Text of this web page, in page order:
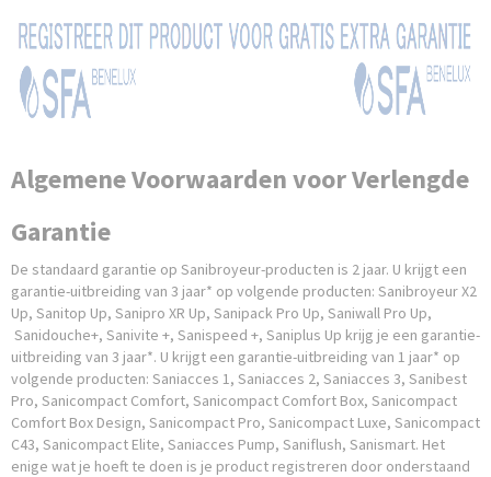
Algemene Voorwaarden voor Verlengde
Garantie
De standaard garantie op Sanibroyeur-producten is 2 jaar. U krijgt een
garantie-uitbreiding van 3 jaar* op volgende producten: Sanibroyeur X2
Up, Sanitop Up, Sanipro XR Up, Sanipack Pro Up, Saniwall Pro Up,
Sanidouche+, Sanivite +, Sanispeed +, Saniplus Up krijg je een garantie-
uitbreiding van 3 jaar*. U krijgt een garantie-uitbreiding van 1 jaar* op
volgende producten: Saniacces 1, Saniacces 2, Saniacces 3, Sanibest
Pro, Sanicompact Comfort, Sanicompact Comfort Box, Sanicompact
Comfort Box Design, Sanicompact Pro, Sanicompact Luxe, Sanicompact
C43, Sanicompact Elite, Saniacces Pump, Saniflush, Sanismart. Het
enige wat je hoeft te doen is je product registreren door onderstaand